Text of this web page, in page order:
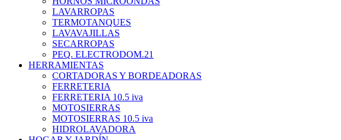
LAVARROPAS
TERMOTANQUES
LAVAVAJILLAS
SECARROPAS
PEQ. ELECTRODOM.21
HERRAMIENTAS
CORTADORAS Y BORDEADORAS
FERRETERIA
FERRETERIA 10.5 iva
MOTOSIERRAS
MOTOSIERRAS 10.5 iva
HIDROLAVADORA